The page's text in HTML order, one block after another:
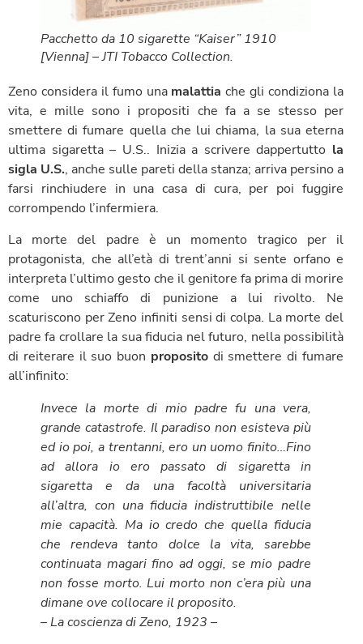
Pacchetto da 10 sigarette “Kaiser” 1910
[Vienna] – JTI Tobacco Collection.
Zeno considera il fumo una malattia che gli condiziona la
vita, e mille sono i propositi che fa a se stesso per
smettere di fumare quella che lui chiama, la sua eterna
ultima sigaretta – U.S.. Inizia a scrivere dappertutto la
sigla U.S., anche sulle pareti della stanza; arriva persino a
farsi rinchiudere in una casa di cura, per poi fuggire
corrompendo l’infermiera.
La morte del padre è un momento tragico per il
protagonista, che all’età di trent’anni si sente orfano e
interpreta l’ultimo gesto che il genitore fa prima di morire
come uno schiaffo di punizione a lui rivolto. Ne
scaturiscono per Zeno infiniti sensi di colpa. La morte del
padre fa crollare la sua fiducia nel futuro, nella possibilità
di reiterare il suo buon propositodi smettere di fumare
all’infinito:
Invece la morte di mio padre fu una vera,
grande catastrofe. Il paradiso non esisteva più
ed io poi, a trentanni, ero un uomo finito…Fino
ad allora io ero passato di sigaretta in
sigaretta e da una facoltà universitaria
all’altra, con una fiducia indistruttibile nelle
mie capacità. Ma io credo che quella fiducia
che rendeva tanto dolce la vita, sarebbe
continuata magari fino ad oggi, se mio padre
non fosse morto. Lui morto non c’era più una
dimane ove collocare il proposito.
–La coscienza di Zeno, 1923 –